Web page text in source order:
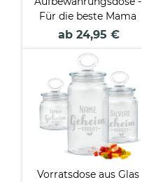
Für die beste Mama
ab 24,95 €
Vorratsdose aus Glas